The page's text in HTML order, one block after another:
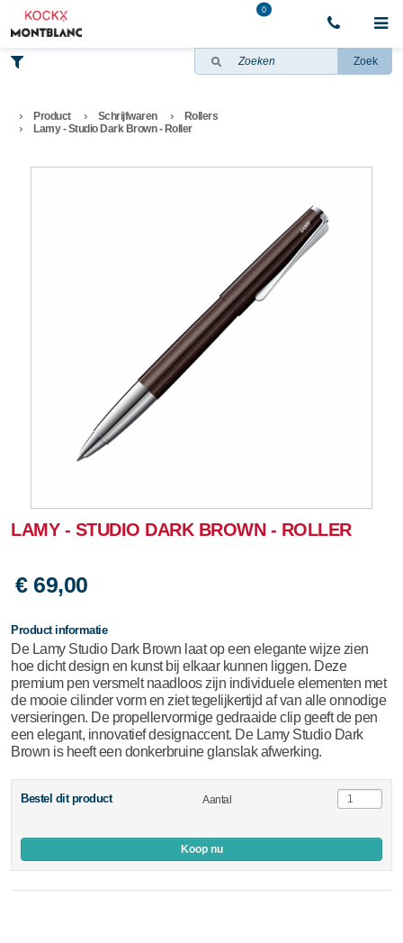
0
Zoek
Product Schrijfwaren
Rollers
Lamy - Studio Dark Brown - Roller
LAMY - STUDIO DARK BROWN - ROLLER
€ 69,00
Product informatie
De Lamy Studio Dark Brown laat op een elegante wijze zien
hoe dicht design en kunst bij elkaar kunnen liggen. Deze
premium pen versmelt naadloos zijn individuele elementen met
de mooie cilinder vorm en ziet tegelijkertijd af van alle onnodige
versieringen. De propellervormige gedraaide clip geeft de pen
een elegant, innovatief designaccent. De Lamy Studio Dark
Brown is heeft een donkerbruine glanslak afwerking.
Bestel dit product Aantal
Koop nu